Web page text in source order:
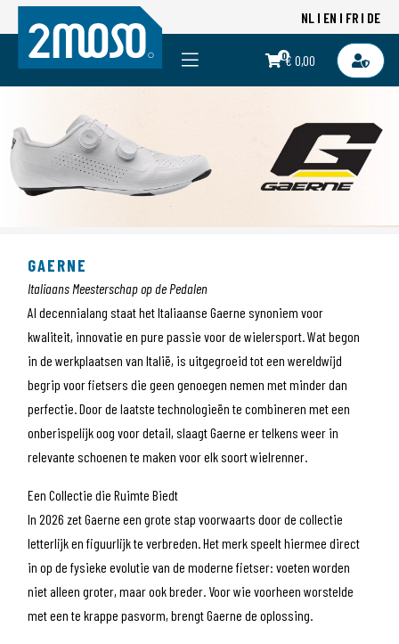
NL EN FR DE
0€ 0,00
GAERNE
Italiaans Meesterschap op de Pedalen
Al decennialang staat het Italiaanse Gaerne synoniem voor
kwaliteit, innovatie en pure passie voor de wielersport. Wat begon
in de werkplaatsen van Italië, is uitgegroeid tot een wereldwijd
begrip voor fietsers die geen genoegen nemen met minder dan
perfectie. Door de laatste technologieën te combineren met een
onberispelijk oog voor detail, slaagt Gaerne er telkens weer in
relevante schoenen te maken voor elk soort wielrenner.
Een Collectie die Ruimte Biedt
In 2026 zet Gaerne een grote stap voorwaarts door de collectie
letterlijk en figuurlijk te verbreden. Het merk speelt hiermee direct
in op de fysieke evolutie van de moderne fietser: voeten worden
niet alleen groter, maar ook breder. Voor wie voorheen worstelde
met een te krappe pasvorm, brengt Gaerne de oplossing.